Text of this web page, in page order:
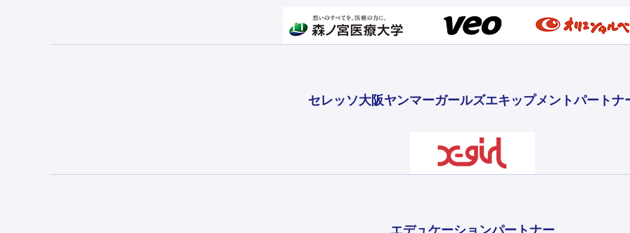
セレッソ大阪ヤンマーガールズエキップメントパートナ
エデュケーションパートナー